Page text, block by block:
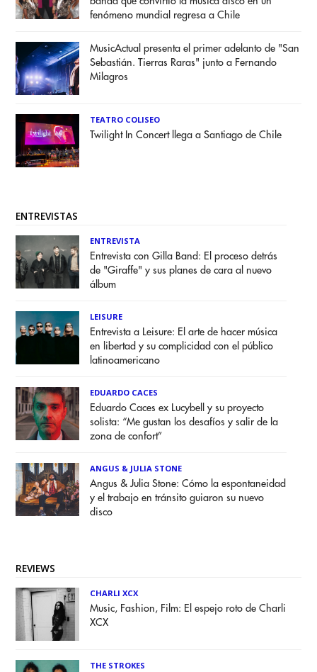
fenómeno mundial regresa a Chile
MusicActual presenta el primer adelanto de "San
Sebastián. Tierras Raras" junto a Fernando
Milagros
TEATRO COLISEO
Twilight In Concert llega a Santiago de Chile
ENTREVISTAS
ENTREVISTA
Entrevista con Gilla Band: El proceso detrás
de "Giraffe" y sus planes de cara al nuevo
álbum
LEISURE
Entrevista a Leisure: El arte de hacer música
en libertad y su complicidad con el público
latinoamericano
EDUARDO CACES
Eduardo Caces ex Lucybell y su proyecto
solista: “Me gustan los desafíos y salir de la
zona de confort”
ANGUS & JULIA STONE
Angus & Julia Stone: Cómo la espontaneidad
y el trabajo en tránsito guiaron su nuevo
disco
REVIEWS
CHARLI XCX
Music, Fashion, Film: El espejo roto de Charli
XCX
THE STROKES